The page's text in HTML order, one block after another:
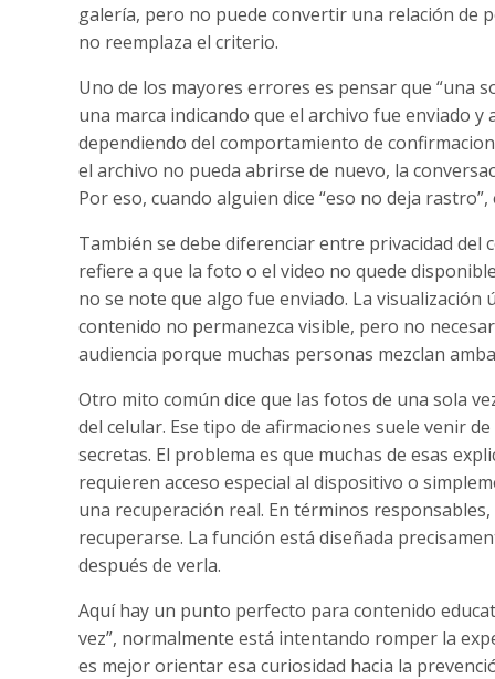
galería, pero no puede convertir una relación de
no reemplaza el criterio.
Uno de los mayores errores es pensar que “una
una marca indicando que el archivo fue enviado
dependiendo del comportamiento de
el archivo no pueda abrirse de nuevo, la
Por eso, cuando alguien dice “eso no deja
También se debe diferenciar entre privacidad del
refiere a que la foto o el video no quede
no se note que algo fue enviado. La visualización
contenido no permanezca visible, pero no
audiencia porque muchas personas mezclan
Otro mito común dice que las fotos de una sola
del celular. Ese tipo de afirmaciones suele venir
secretas. El problema es que muchas de esas
requieren acceso especial al dispositivo o
una recuperación real. En términos
recuperarse. La función está diseñada
después de verla.
Aquí hay un punto perfecto para contenido
vez”, normalmente está intentando romper la
es mejor orientar esa curiosidad hacia la